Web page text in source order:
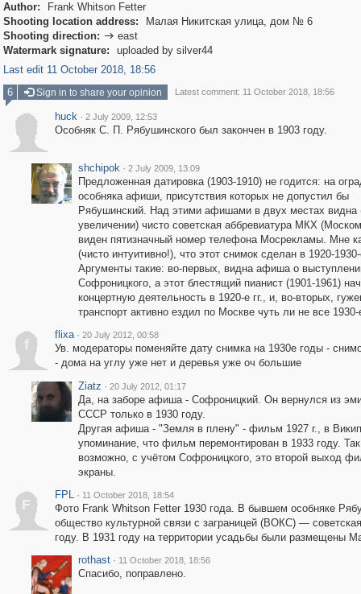
Author:
Frank Whitson Fetter
Shooting location address:
Малая Никитская улица, дом № 6
Shooting direction:  east
Watermark signature:
uploaded by silver44
Last edit 11 October 2018, 18:56
6
Sign in to share your opinion Latest comment: 11 October 2018, 18:56
huck · 2 July 2009, 12:53
Особняк С. П. Рябушинского был закончен в 1903 году.
shchipok · 2 July 2009, 13:09
Предложенная датировка (1903-1910) не годится: на
особняка афиши, присутствия которых не допустил бы
Рябушинский. Над этими афишами в двух местах видна
увеличении) чисто советская аббревиатура МКХ
виден пятизначный номер телефона Мосрекламы. Мне
(чисто интуитивно!), что этот снимок сделан в 1920-1930-
Аргументы такие: во-первых, видна афиша о
Софроницкого, а этот блестящий пианист (1901-1961)
концертную деятельность в 1920-е гг., и, во-вторых,
транспорт активно ездил по Москве чуть ли не все 1930-
f
flixa · 20 July 2012, 00:58
Ув. модераторы поменяйте дату снимка на 1930е годы -
- дома на углу уже нет и деревья уже оч большие
Ziatz · 20 July 2012, 01:17
Да, на заборе афиша - Софроницкий. Он вернулся из
СССР только в 1930 году.
Другая афиша - "Земля в плену" - фильм 1927 г., в
упоминание, что фильм перемонтирован в 1933 году.
возможно, с учётом Софроницкого, это второй выход
экраны.
F
FPL · 11 October 2018, 18:54
Фото Frank Whitson Fetter 1930 года. В бывшем особняке
общество культурной связи с заграницей (ВОКС) —
году. В 1931 году на территории усадьбы были размещены
rothast · 11 October 2018, 18:56
Спасибо, поправлено.